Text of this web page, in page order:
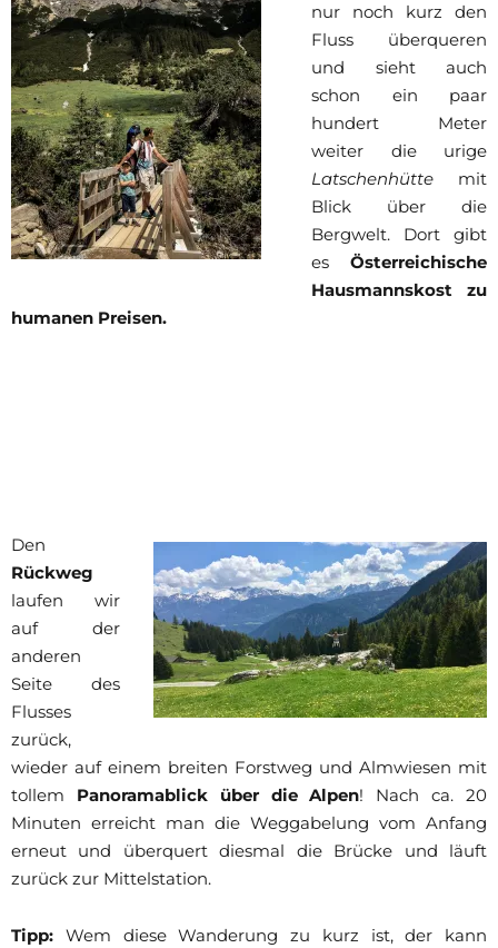
nur noch kurz den
Fluss überqueren
und sieht auch
schon ein paar
hundert Meter
weiter die urige
Latschenhütte mit
Blick über die
Bergwelt. Dort gibt
es Österreichische
Hausmannskost zu
humanen Preisen.
Den
Rückweg
laufen wir
auf der
anderen
Seite des
Flusses
zurück,
wieder auf einem breiten Forstweg und Almwiesen mit
tollem Panoramablick über die Alpen! Nach ca. 20
Minuten erreicht man die Weggabelung vom Anfang
erneut und überquert diesmal die Brücke und läuft
zurück zur Mittelstation.
Tipp: Wem diese Wanderung zu kurz ist, der kann